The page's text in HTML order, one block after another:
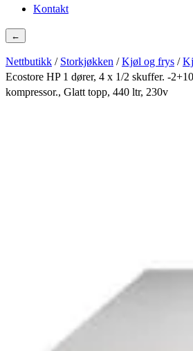
Kontakt
←
Nettbutikk / Storkjøkken /Kjøl og frys /
Ecostore HP 1 dører, 4 x 1/2 skuffer. -
kompressor., Glatt topp, 440 ltr, 230v